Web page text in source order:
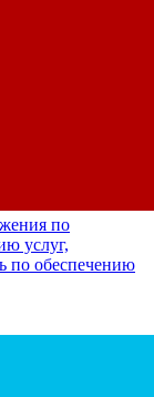
по
услуг,
по обеспечению